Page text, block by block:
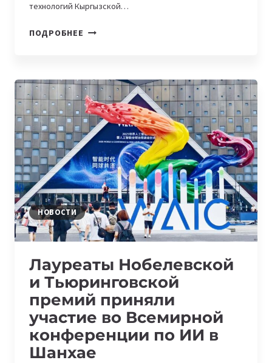
технологий Кыргызской…
ПОДРОБНЕЕ КЫРГЫЗСТАН
INSPUR
ДОГОВОРИЛИСЬ
О
СОТРУДНИЧЕСТВЕ
В
СФЕРЕ
ЦИФРОВЫХ
ТЕХНОЛОГИЙ
НОВОСТИ
Лауреаты Нобелевской
и Тьюринговской
премий приняли
участие во Всемирной
конференции по ИИ в
Шанхае